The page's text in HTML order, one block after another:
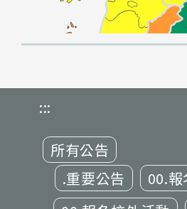
:::
所有公告
.重要公告
00.